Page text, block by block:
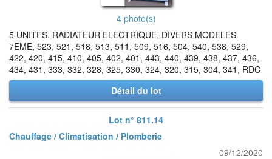
4 photo(s)
5 UNITES. RADIATEUR ELECTRIQUE, DIVERS MODELES.
7EME, 523, 521, 518, 513, 511, 509, 516, 504, 540, 538, 529,
422, 420, 415, 410, 405, 402, 401, 443, 440, 439, 438, 437, 436,
434, 431, 333, 332, 328, 325, 330, 324, 320, 315, 304, 341, RDC
Détail du lot
Lot n° 811.14
Chauffage / Climatisation / Plomberie
09/12/2020